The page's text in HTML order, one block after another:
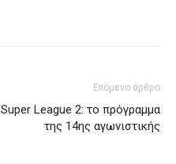
Επόμενο άρθρο
Super League 2: το πρόγραμμα
της 14ης αγωνιστικής